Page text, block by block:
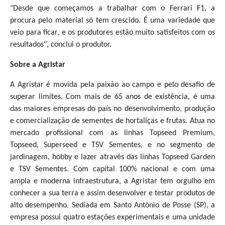
"Desde que começamos a trabalhar com o Ferrari F1, a
procura pelo material só tem crescido. É uma variedade que
veio para ficar, e os produtores estão muito satisfeitos com os
resultados", conclui o produtor.
Sobre a Agristar
A Agristar é movida pela paixão ao campo e pelo desafio de
superar limites. Com mais de 65 anos de existência, é uma
das maiores empresas do país no desenvolvimento, produção
e comercialização de sementes de hortaliças e frutas. Atua no
mercado profissional com as linhas Topseed Premium,
Topseed, Superseed e TSV Sementes, e no segmento de
jardinagem, hobby e lazer através das linhas Topseed Garden
e TSV Sementes. Com capital 100% nacional e com uma
ampla e moderna infraestrutura, a Agristar tem orgulho em
conhecer a sua terra e assim desenvolver e testar produtos de
alto desempenho. Sediada em Santo Antônio de Posse (SP), a
empresa possui quatro estações experimentais e uma unidade